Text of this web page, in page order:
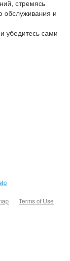
стремясь
обслуживания и
убедитесь сами
Terms of Use